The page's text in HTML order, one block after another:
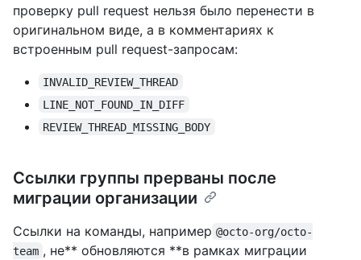
проверку pull request нельзя было перенести в
оригинальном виде, а в комментариях к
встроенным pull request-запросам:
INVALID_REVIEW_THREAD
LINE_NOT_FOUND_IN_DIFF
REVIEW_THREAD_MISSING_BODY
Ссылки группы прерваны после
миграции организации
Ссылки на команды, например @octo-org/octo-
team , не** обновляются **в рамках миграции